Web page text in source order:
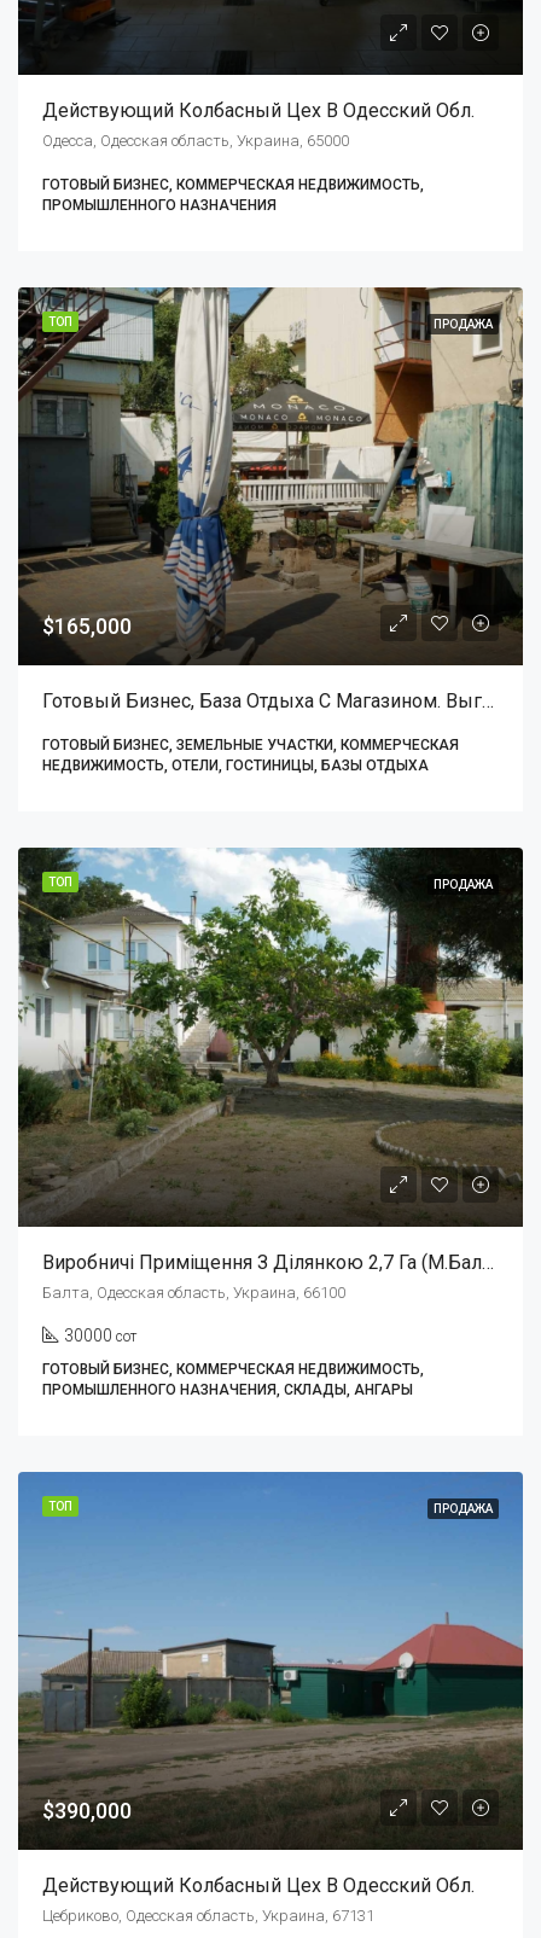
Действующий Колбасный Цех В Одесский Обл.
Одесса, Одесская область, Украина, 65000
ГОТОВЫЙ БИЗНЕС, КОММЕРЧЕСКАЯ НЕДВИЖИМОСТЬ,
ПРОМЫШЛЕННОГО НАЗНАЧЕНИЯ
ТОП ПРОДАЖА
$165,000
Готовый Бизнес, База Отдыха С Магазином. Выгодная Инвестиция, Окупаемость 2 Сезона! Одесса
ГОТОВЫЙ БИЗНЕС, ЗЕМЕЛЬНЫЕ УЧАСТКИ, КОММЕРЧЕСКАЯ
НЕДВИЖИМОСТЬ, ОТЕЛИ, ГОСТИНИЦЫ, БАЗЫ ОТДЫХА
ТОП ПРОДАЖА
Виробничі Приміщення З Ділянкою 2,7 Га (м.Балта, Одеська Обл.) 500.000Є
Балта, Одесская область, Украина, 66100
30000 сот
ГОТОВЫЙ БИЗНЕС, КОММЕРЧЕСКАЯ НЕДВИЖИМОСТЬ,
ПРОМЫШЛЕННОГО НАЗНАЧЕНИЯ, СКЛАДЫ, АНГАРЫ
ТОП ПРОДАЖА
$390,000
Действующий Колбасный Цех В Одесский Обл.
Цебриково, Одесская область, Украина, 67131